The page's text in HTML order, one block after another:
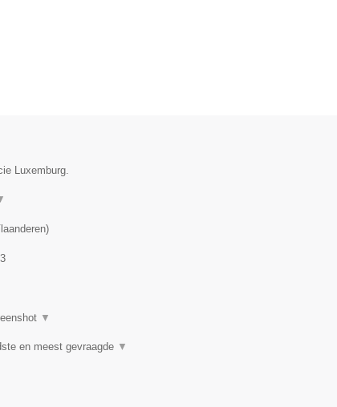
Luxemburg.
)
▼
en meest gevraagde ▼